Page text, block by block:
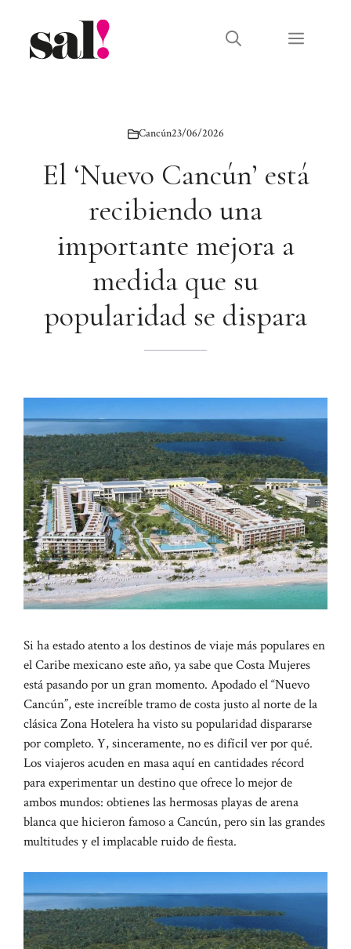
contenido
Menú
Cancún23/06/2026
El ‘Nuevo Cancún’ está
recibiendo una
importante mejora a
medida que su
popularidad se dispara
Si ha estado atento a los destinos de viaje más populares en
el Caribe mexicano este año, ya sabe que Costa Mujeres
está pasando por un gran momento. Apodado el “Nuevo
Cancún”, este increíble tramo de costa justo al norte de la
clásica Zona Hotelera ha visto su popularidad dispararse
por completo. Y, sinceramente, no es difícil ver por qué.
Los viajeros acuden en masa aquí en cantidades récord
para experimentar un destino que ofrece lo mejor de
ambos mundos: obtienes las hermosas playas de arena
blanca que hicieron famoso a Cancún, pero sin las grandes
multitudes y el implacable ruido de fiesta.